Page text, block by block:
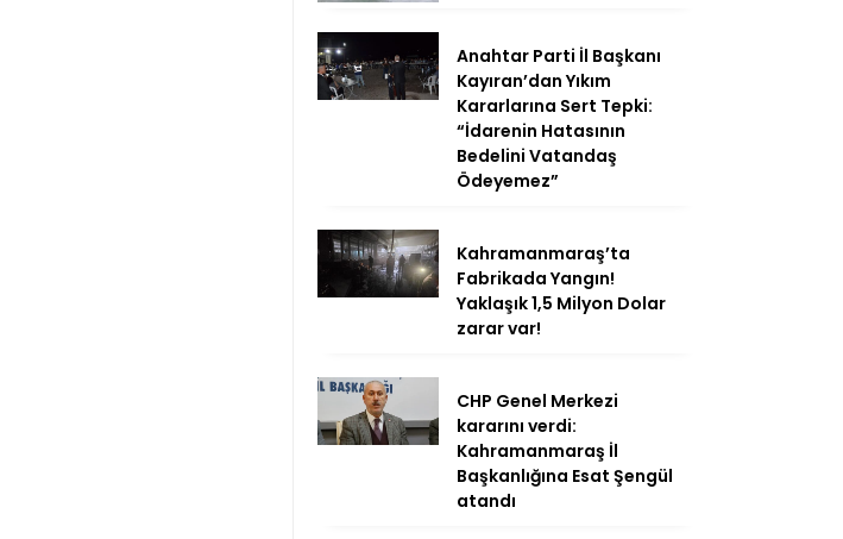
Anahtar Parti İl Başkanı
Kayıran’dan Yıkım
Kararlarına Sert Tepki:
“İdarenin Hatasının
Bedelini Vatandaş
Ödeyemez”
Kahramanmaraş’ta
Fabrikada Yangın!
Yaklaşık 1,5 Milyon Dolar
zarar var!
CHP Genel Merkezi
kararını verdi:
Kahramanmaraş İl
Başkanlığına Esat Şengül
atandı